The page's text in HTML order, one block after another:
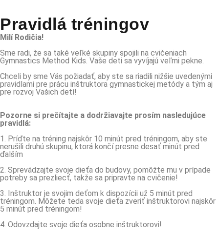
Pravidlá tréningov
Milí Rodičia!
Sme radi, že sa také veľké skupiny spojili na cvičeniach
Gymnastics Method Kids. Vaše deti sa vyvíjajú veľmi pekne.
Chceli by sme Vás požiadať, aby ste sa riadili nižšie uvedenými
pravidlami pre prácu inštruktora gymnastickej metódy a tým aj
pre rozvoj Vašich detí!
Pozorne si prečítajte a dodržiavajte prosím nasledujúce
pravidlá:
1. Príďte na tréning najskôr 10 minút pred tréningom, aby ste
nerušili druhú skupinu, ktorá končí presne desať minút pred
ďalším
2. Sprevádzajte svoje dieťa do budovy, pomôžte mu v prípade
potreby sa prezliecť, takže sa pripravte na cvičenie!
3. Inštruktor je svojim deťom k dispozícii už 5 minút pred
tréningom. Môžete teda svoje dieťa zveriť inštruktorovi najskôr
5 minút pred tréningom!
4. Odovzdajte svoje dieťa osobne inštruktorovi!